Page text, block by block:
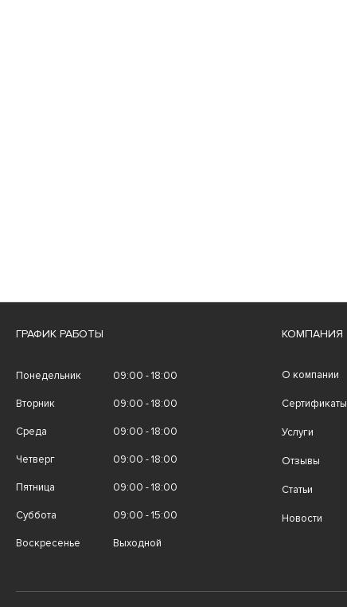
ГРАФИК РАБОТЫ
Понедельник 09:00 - 18:00
Вторник 09:00 - 18:00
Среда 09:00 - 18:00
Четверг 09:00 - 18:00
Пятница 09:00 - 18:00
Суббота 09:00 - 15:00
Воскресенье Выходной
КОМПАНИЯ
О компании
Сертификаты
Услуги
Отзывы
Статьи
Новости